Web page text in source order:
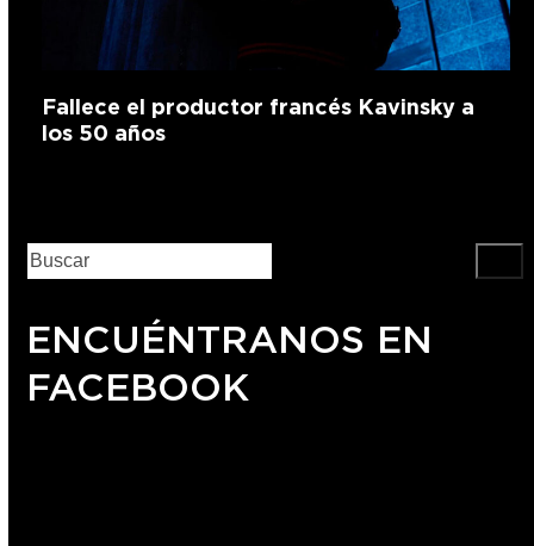
Fallece el productor francés Kavinsky a
los 50 años
ENCUÉNTRANOS EN
FACEBOOK